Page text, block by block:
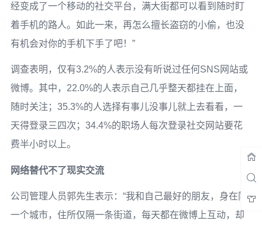
经变成了一个移动的社交平台，满大街都可以看到随时盯
着手机的路人。如此一来，再怎么擅长盗窃的小偷，也没
有机会对你的手机下手了吧！”
调查表明，仅有3.2%的人表示没有听说过任何SNS网站或
微博。其中，22.0%的人表示自己几乎整天都挂在上面，
随时关注；35.3%的人选择有事儿没事儿就上去看看，一
天得登录三四次；34.4%的职场人每次登录社交网站要花
费半小时以上。
网络替代不了现实交流
公司管理人员郭先生表示：“我和自己最好的朋友，身在同
一个城市，住所仅隔一条街道，每天都在微博上互动，却